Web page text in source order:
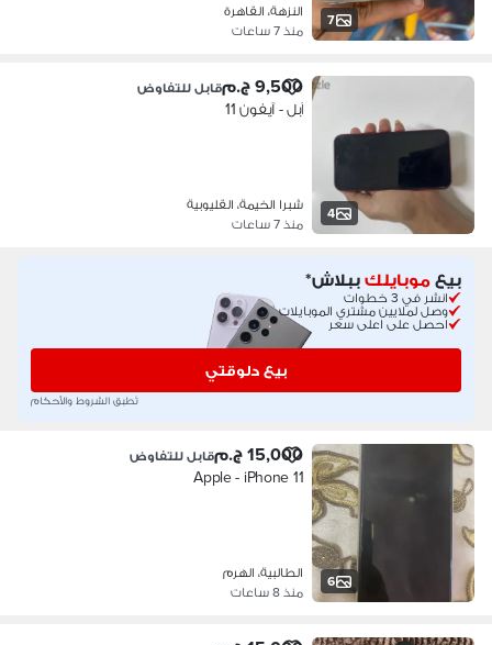
7
النزهة، القاهرة
منذ 7 ساعات
4
9,500 ج.م قابل للتفاوض
آبل - آيفون 11
شبرا الخيمة، القليوبية
منذ 7 ساعات
بيعموبايلكببلاش*
انشر في 3 خطوات
وصل لملايين مشتري الموبايلات
احصل على اعلى سعر
بيع دلوقتي
تُطبق الشروط والأحكام
6
15,000 ج.م قابل للتفاوض
Apple - iPhone 11
الطالبية، الهرم
منذ 8 ساعات